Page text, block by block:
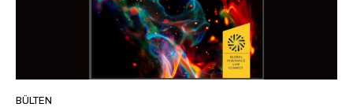
BÜLTEN